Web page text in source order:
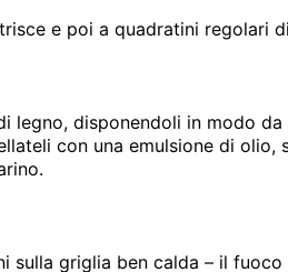
e poi a quadratini regolari
legno, disponendoli in modo
con una emulsione di olio,
sulla griglia ben calda – il fuoco